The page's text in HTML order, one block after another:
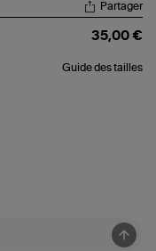
Partager
35,00 €
Guide des tailles